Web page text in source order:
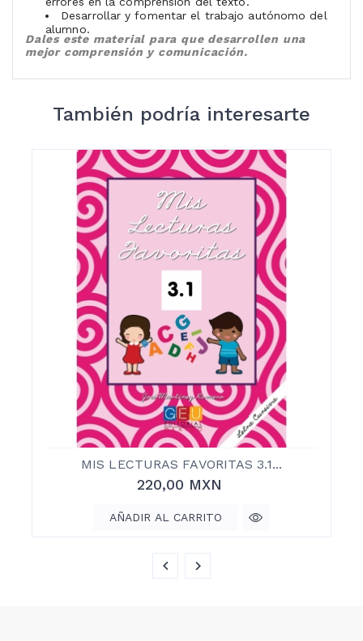
Desarrollar y fomentar el trabajo autónomo del
alumno.
Dales este material para que desarrollen una
mejor comprensión y comunicación.
También podría interesarte
MIS LECTURAS FAVORITAS 3.1...
220,00 MXN
AÑADIR AL CARRITO